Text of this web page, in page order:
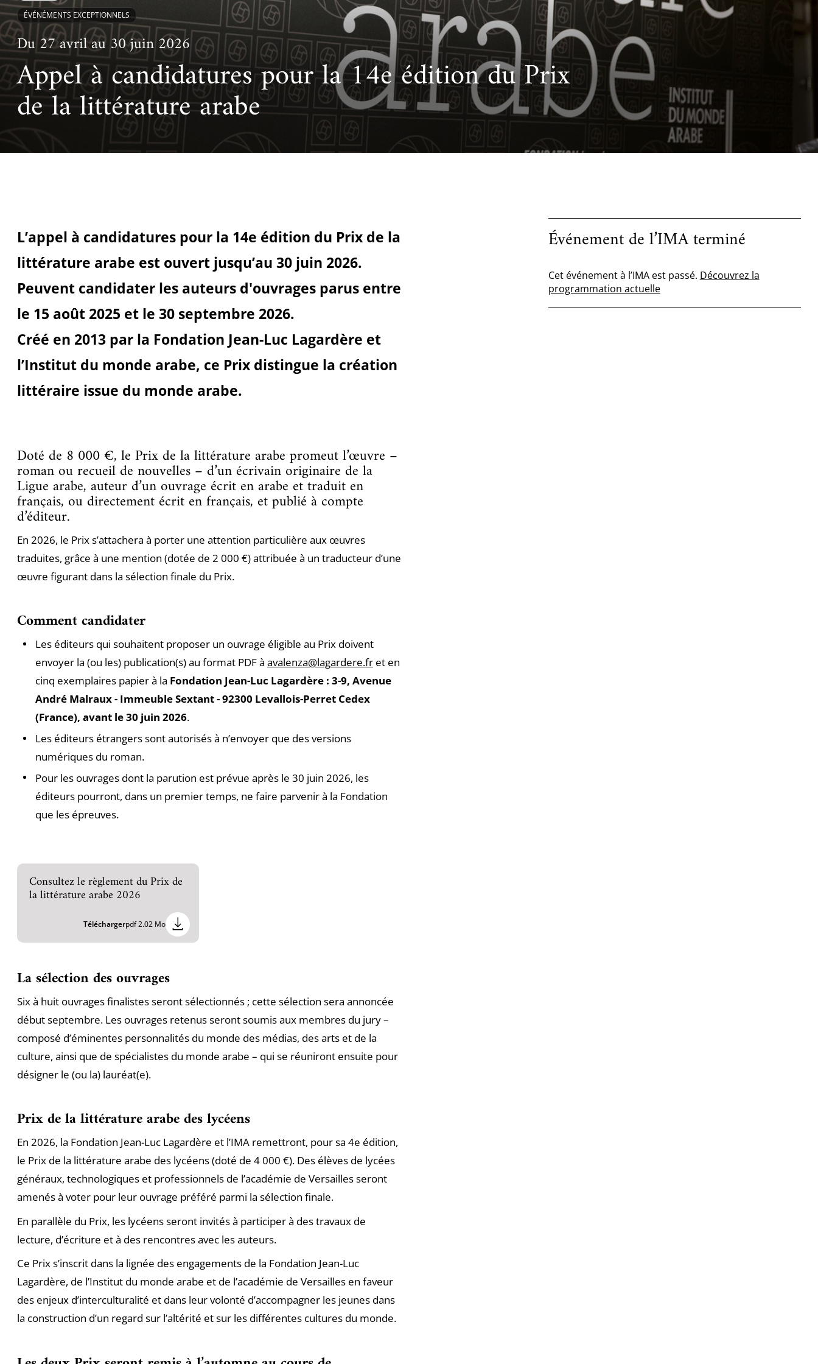
Festivals
Cinéma
Musique
Littérature et poésie
L’heure du conte
Centre de langue et de civilisation arabes
Accueillir une exposition pédagogique itinérante / Host
an educational travelling exhibition
Le projet de nouveau musée
Les rencontres économiques du monde arabe
Takam Tikou
Les Journées de l'histoire de l'IMA
ÉVÉNÉMENTS EXCEPTIONNELS
Du 27 avril au 30 juin 2026
Appel à candidatures pour la 14e édition du Prix
de la littérature arabe
L’appel à candidatures pour la 14e édition du Prix de la
littérature arabe est ouvert jusqu’au 30 juin 2026.
Peuvent candidater les auteurs d'ouvrages parus entre
le 15 août 2025 et le 30 septembre 2026.
Créé en 2013 par la Fondation Jean-Luc Lagardère et
l’Institut du monde arabe, ce Prix distingue la création
littéraire issue du monde arabe.
Doté de 8 000 €, le Prix de la littérature arabe promeut l’œuvre –
roman ou recueil de nouvelles – d’un écrivain originaire de la
Ligue arabe, auteur d’un ouvrage écrit en arabe et traduit en
français, ou directement écrit en français, et publié à compte
d’éditeur.
En 2026, le Prix s’attachera à porter une attention particulière aux œuvres
traduites, grâce à une mention (dotée de 2 000 €) attribuée à un traducteur d’une
œuvre figurant dans la sélection finale du Prix.
Comment candidater
Les éditeurs qui souhaitent proposer un ouvrage éligible au Prix doivent
envoyer la (ou les) publication(s) au format PDF à avalenza@lagardere.fr et en
cinq exemplaires papier à la Fondation Jean-Luc Lagardère : 3-9, Avenue
André Malraux - Immeuble Sextant - 92300 Levallois-Perret Cedex
(France), avant le 30 juin 2026.
Les éditeurs étrangers sont autorisés à n’envoyer que des versions
numériques du roman.
Pour les ouvrages dont la parution est prévue après le 30 juin 2026, les
éditeurs pourront, dans un premier temps, ne faire parvenir à la Fondation
que les épreuves.
Consultez le règlement du Prix de
la littérature arabe 2026
Téléchargerpdf 2.02 Mo
La sélection des ouvrages
Six à huit ouvrages finalistes seront sélectionnés ; cette sélection sera annoncée
début septembre. Les ouvrages retenus seront soumis aux membres du jury –
composé d’éminentes personnalités du monde des médias, des arts et de la
culture, ainsi que de spécialistes du monde arabe – qui se réuniront ensuite pour
désigner le (ou la) lauréat(e).
Prix de la littérature arabe des lycéens
En 2026, la Fondation Jean-Luc Lagardère et l’IMA remettront, pour sa 4e édition,
le Prix de la littérature arabe des lycéens (doté de 4 000 €). Des élèves de lycées
généraux, technologiques et professionnels de l’académie de Versailles seront
amenés à voter pour leur ouvrage préféré parmi la sélection finale.
En parallèle du Prix, les lycéens seront invités à participer à des travaux de
lecture, d’écriture et à des rencontres avec les auteurs.
Ce Prix s’inscrit dans la lignée des engagements de la Fondation Jean-Luc
Lagardère, de l’Institut du monde arabe et de l’académie de Versailles en faveur
des enjeux d’interculturalité et dans leur volonté d’accompagner les jeunes dans
la construction d’un regard sur l’altérité et sur les différentes cultures du monde.
Événement de l’IMA terminé
Cet événement à l’IMA est passé. Découvrez la
programmation actuelle